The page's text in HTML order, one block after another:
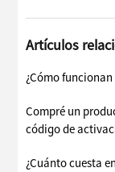
Artículos
¿Cómo
Compré un
código de
¿Cuánto cuesta